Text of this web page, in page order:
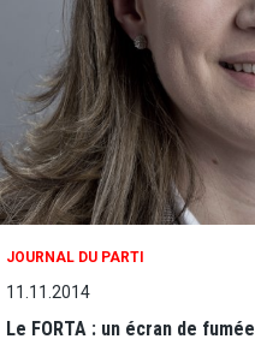
JOURNAL DU PARTI
11.11.2014
Le FORTA : un écran de fumée